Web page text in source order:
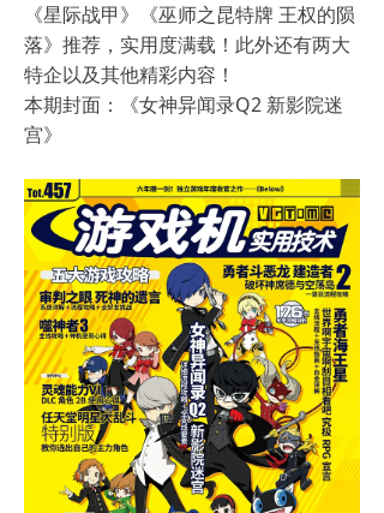
《星际战甲》《巫师之昆特牌 王权的陨
落》推荐，实用度满载！此外还有两大
特企以及其他精彩内容！
本期封面：《女神异闻录Q2 新影院迷
宫》